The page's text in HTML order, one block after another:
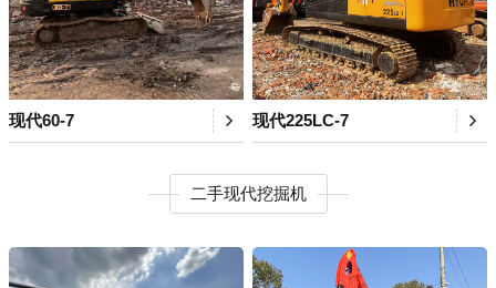
现代60-7 现代225LC-7
二手现代挖掘机